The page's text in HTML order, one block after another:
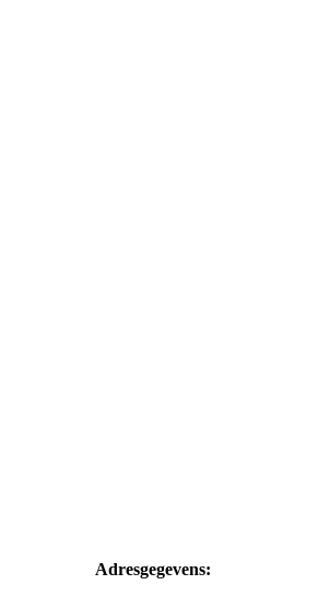
Adresgegevens: